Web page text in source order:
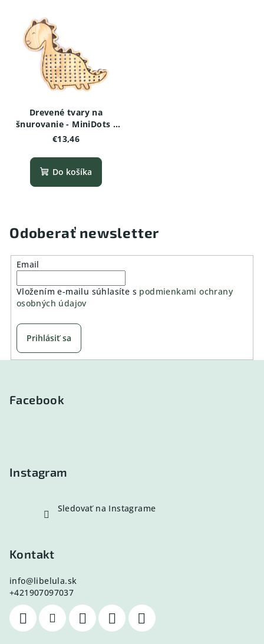
Drevené tvary na
šnurovanie - MiniDots -
Dinosaurus
€13,46
Do košíka
Odoberať newsletter
Email
Vložením e-mailu súhlasíte s podmienkami ochrany
osobných údajov
Prihlásiť sa
Facebook
Instagram
Sledovať na Instagrame
Kontakt
info@libelula.sk
+421907097037